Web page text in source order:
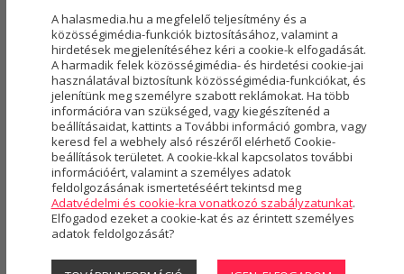
Rovatok
Újság
Városmarketing
Szolgáltatások
Rólunk
Hasznos
Kultúra
3978 CIKK
KULTÚRA
A halasmedia.hu a megfelelő teljesítmény és a
közösségimédia-funkciók biztosításához, valamint a
hirdetések megjelenítéséhez kéri a cookie-k elfogadását.
A harmadik felek közösségimédia- és hirdetési cookie-jai
használatával biztosítunk közösségimédia-funkciókat, és
jelenítünk meg személyre szabott reklámokat. Ha több
információra van szükséged, vagy kiegészítenéd a
beállításaidat, kattints a További információ gombra, vagy
keresd fel a webhely alsó részéről elérhető Cookie-
beállítások területet. A cookie-kkal kapcsolatos további
információért, valamint a személyes adatok
feldolgozásának ismertetéséért tekintsd meg
Adatvédelmi és cookie-kra vonatkozó szabályzatunkat.
Elfogadod ezeket a cookie-kat és az érintett személyes
adatok feldolgozását?